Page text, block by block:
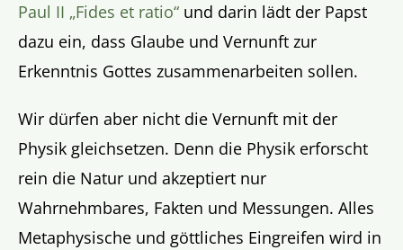
Paul II „Fides et ratio“ und darin lädt der Papst
dazu ein, dass Glaube und Vernunft zur
Erkenntnis Gottes zusammenarbeiten sollen.
Wir dürfen aber nicht die Vernunft mit der
Physik gleichsetzen. Denn die Physik erforscht
rein die Natur und akzeptiert nur
Wahrnehmbares, Fakten und Messungen. Alles
Metaphysische und göttliches Eingreifen wird in